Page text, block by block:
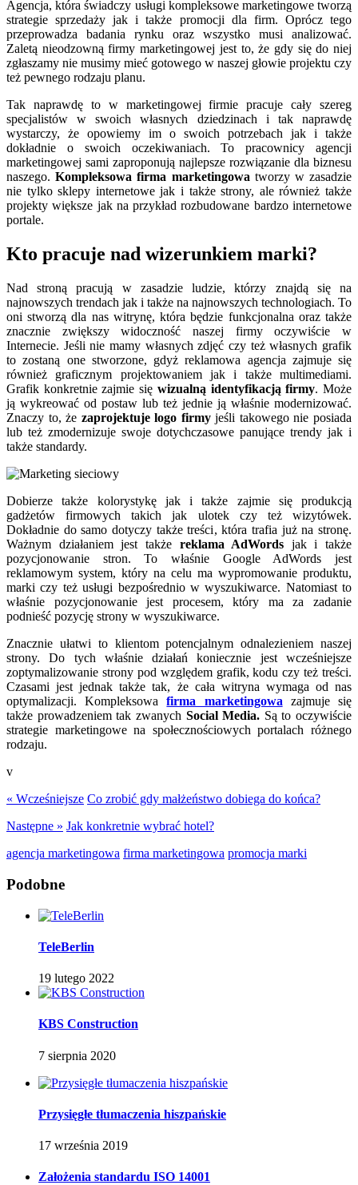
Agencja, która świadczy usługi kompleksowe marketingowe tworzą
strategie sprzedaży jak i także promocji dla firm. Oprócz tego
przeprowadza badania rynku oraz wszystko musi analizować.
Zaletą nieodzowną firmy marketingowej jest to, że gdy się do niej
zgłaszamy nie musimy mieć gotowego w naszej głowie projektu czy
też pewnego rodzaju planu.
Tak naprawdę to w marketingowej firmie pracuje cały szereg
specjalistów w swoich własnych dziedzinach i tak naprawdę
wystarczy, że opowiemy im o swoich potrzebach jak i także
dokładnie o swoich oczekiwaniach. To pracownicy agencji
marketingowej sami zaproponują najlepsze rozwiązanie dla biznesu
naszego.Kompleksowa firma marketingowa tworzy w zasadzie
nie tylko sklepy internetowe jak i także strony, ale również także
projekty większe jak na przykład rozbudowane bardzo internetowe
portale.
Kto pracuje nad wizerunkiem marki?
Nad stroną pracują w zasadzie ludzie, którzy znajdą się na
najnowszych trendach jak i także na najnowszych technologiach. To
oni stworzą dla nas witrynę, która będzie funkcjonalna oraz także
znacznie zwiększy widoczność naszej firmy oczywiście w
Internecie. Jeśli nie mamy własnych zdjęć czy też własnych grafik
to zostaną one stworzone, gdyż reklamowa agencja zajmuje się
również graficznym projektowaniem jak i także multimediami.
Grafik konkretnie zajmie się wizualną identyfikacją firmy. Może
ją wykreować od postaw lub też jednie ją właśnie modernizować.
Znaczy to, że zaprojektuje logo firmyjeśli takowego nie posiada
lub też zmodernizuje swoje dotychczasowe panujące trendy jak i
także standardy.
Dobierze także kolorystykę jak i także zajmie się produkcją
gadżetów firmowych takich jak ulotek czy też wizytówek.
Dokładnie do samo dotyczy także treści, która trafia już na stronę.
Ważnym działaniem jest także reklama AdWords jak i także
pozycjonowanie stron. To właśnie Google AdWords jest
reklamowym system, który na celu ma wypromowanie produktu,
marki czy też usługi bezpośrednio w wyszukiwarce. Natomiast to
właśnie pozycjonowanie jest procesem, który ma za zadanie
podnieść pozycję strony w wyszukiwarce.
Znacznie ułatwi to klientom potencjalnym odnalezieniem naszej
strony. Do tych właśnie działań koniecznie jest wcześniejsze
zoptymalizowanie strony pod względem grafik, kodu czy też treści.
Czasami jest jednak także tak, że cała witryna wymaga od nas
optymalizacji. Kompleksowafirma marketingowa zajmuje się
także prowadzeniem tak zwanych Social Media. Są to oczywiście
strategie marketingowe na społecznościowych portalach różnego
rodzaju.
v
« Wcześniejsze Co zrobić gdy małżeństwo dobiega do końca?
Następne » Jak konkretnie wybrać hotel?
agencja marketingowa firma marketingowa promocja marki
Podobne
TeleBerlin
19 lutego 2022
KBS Construction
7 sierpnia 2020
Przysięgłe tłumaczenia hiszpańskie
17 września 2019
Założenia standardu ISO 14001